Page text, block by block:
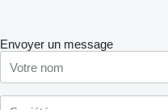
Envoyer un message